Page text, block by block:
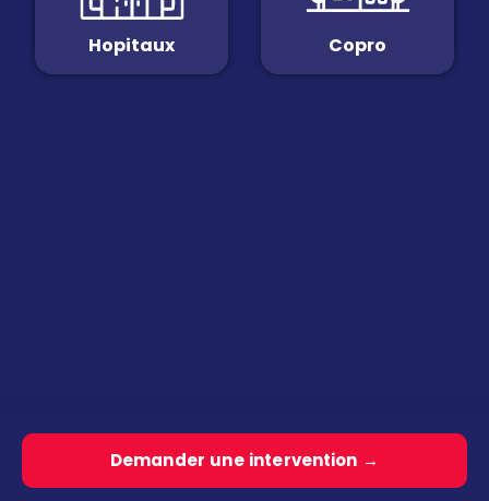
Hopitaux Copro
Demander une intervention →